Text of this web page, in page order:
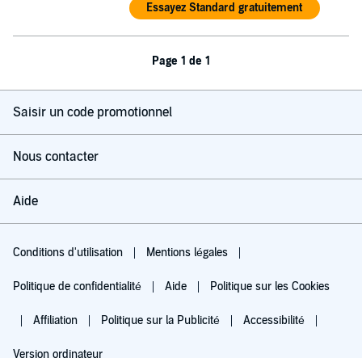
Essayez Standard gratuitement
Page 1 de 1
Saisir un code promotionnel
Nous contacter
Aide
Conditions d'utilisation Mentions légales
Politique de confidentialité Aide Politique sur les Cookies
Affiliation Politique sur la Publicité Accessibilité
Version ordinateur